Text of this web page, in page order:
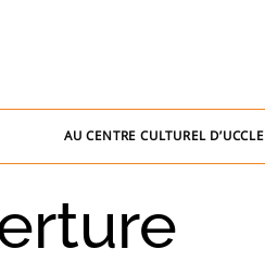
AU CENTRE CULTUREL D’UCCLE